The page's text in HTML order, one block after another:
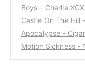
Boys – Charlie
Castle On The Hill
Apocalypse -
Motion Sickness -